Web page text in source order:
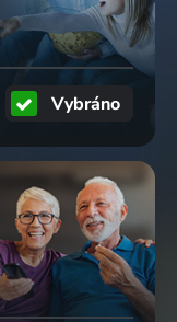
Vybráno